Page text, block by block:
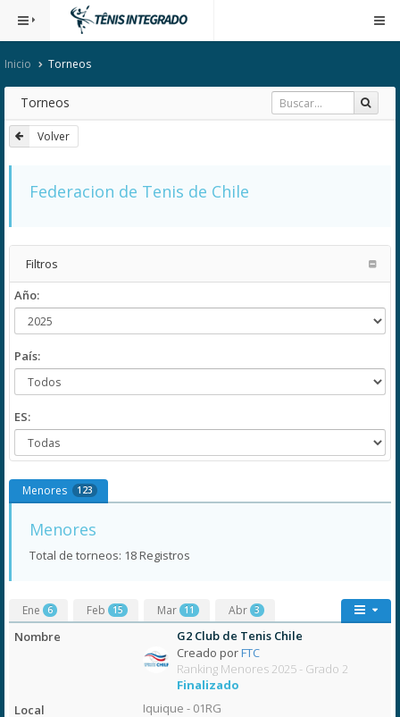
Inicio Torneos
Torneos
Volver
Federacion de Tenis de Chile
Filtros
Año:
País:
ES:
Menores 123
Menores
Total de torneos: 18 Registros
Ene 6 Feb 15 Mar 11 Abr 3
G2 Club de Tenis Chile
Creado porFTC
Ranking Menores 2025 - Grado 2
Finalizado
Iquique - 01RG